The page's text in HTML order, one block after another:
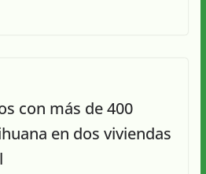
con más de 400
en dos viviendas